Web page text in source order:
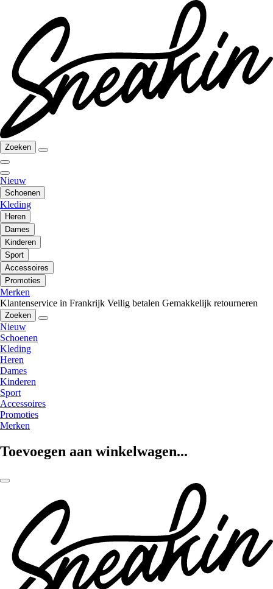
Zoeken
Nieuw
Schoenen
Kleding
Heren
Dames
Kinderen
Sport
Accessoires
Promoties
Merken
Klantenservice in Frankrijk Veilig betalen Gemakkelijk retourneren
Zoeken
Nieuw
Schoenen
Kleding
Heren
Dames
Kinderen
Sport
Accessoires
Promoties
Merken
Toevoegen aan winkelwagen...